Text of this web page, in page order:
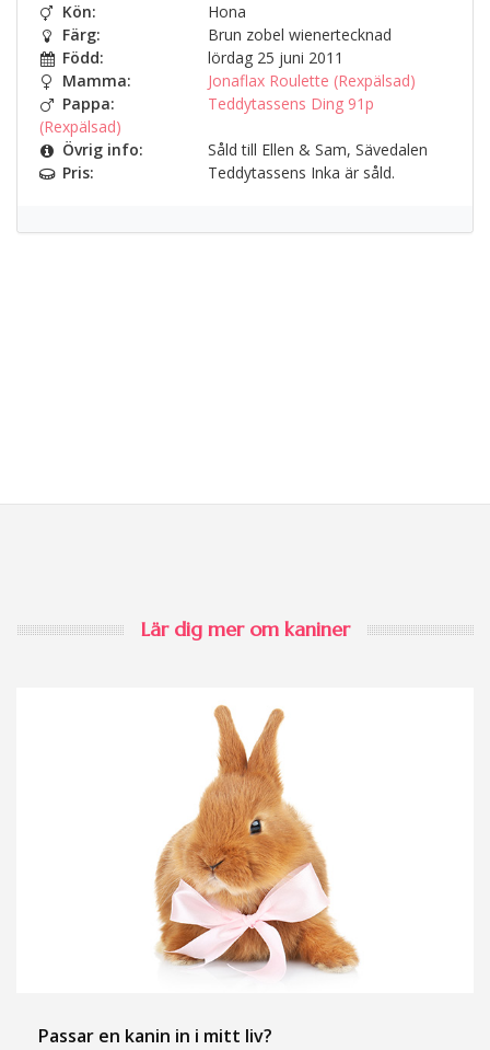
Kön:
Hona
Färg:
Brun zobel wienertecknad
Född:
lördag 25 juni 2011
Mamma:
Jonaflax Roulette (Rexpälsad)
Pappa:
Teddytassens Ding 91p
(Rexpälsad)
Övrig info:
Såld till Ellen & Sam, Sävedalen
Pris:
Teddytassens Inka är såld.
Lär dig mer om kaniner
Passar en kanin in i mitt liv?